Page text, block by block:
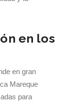
en los
en gran
Mareque
para